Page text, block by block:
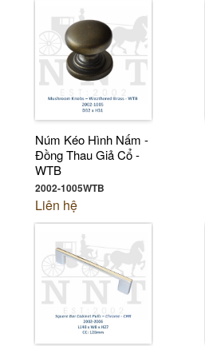
Núm Kéo Hình Nấm -
Đồng Thau Giả Cổ -
WTB
2002-1005WTB
Liên hệ